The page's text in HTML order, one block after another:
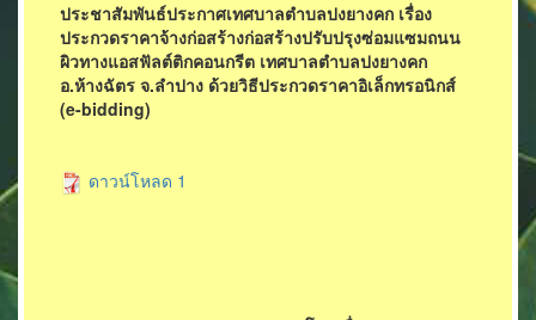
ประชาสัมพันธ์ประกาศเทศบาลตำบลปงยางคก เรื่อง
ประกวดราคาจ้างก่อสร้างก่อสร้างปรับปรุงซ่อมแซมถนน
ผิวทางแอสฟัลต์ติกคอนกรีต เทศบาลตำบลปงยางคก
อ.ห้างฉัตร จ.ลำปาง ด้วยวิธีประกวดราคาอิเล็กทรอนิกส์
(e-bidding)
ดาวน์โหลด 1